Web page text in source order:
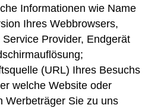
Informationen wie Name
Ihres Webbrowsers,
Service Provider, Endgerät
(URL) Ihres Besuchs
welche Website oder
Werbeträger Sie zu uns